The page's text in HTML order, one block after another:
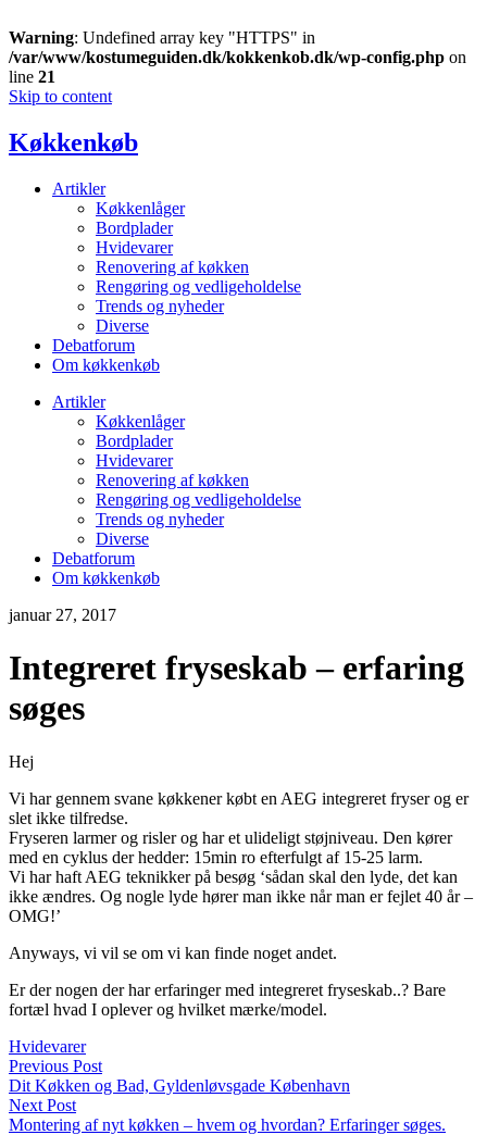
Warning: Undefined array key "HTTPS" in
/var/www/kostumeguiden.dk/kokkenkob.dk/wp-config.php on
line 21
Skip to content
Køkkenkøb
Artikler
Køkkenlåger
Bordplader
Hvidevarer
Renovering af køkken
Rengøring og vedligeholdelse
Trends og nyheder
Diverse
Debatforum
Om køkkenkøb
Artikler
Køkkenlåger
Bordplader
Hvidevarer
Renovering af køkken
Rengøring og vedligeholdelse
Trends og nyheder
Diverse
Debatforum
Om køkkenkøb
januar 27, 2017
Integreret fryseskab – erfaring
søges
Hej
Vi har gennem svane køkkener købt en AEG integreret fryser og er
slet ikke tilfredse.
Fryseren larmer og risler og har et ulideligt støjniveau. Den kører
med en cyklus der hedder: 15min ro efterfulgt af 15-25 larm.
Vi har haft AEG teknikker på besøg ‘sådan skal den lyde, det kan
ikke ændres. Og nogle lyde hører man ikke når man er fejlet 40 år –
OMG!’
Anyways, vi vil se om vi kan finde noget andet.
Er der nogen der har erfaringer med integreret fryseskab..? Bare
fortæl hvad I oplever og hvilket mærke/model.
Hvidevarer
Previous Post
Dit Køkken og Bad, Gyldenløvsgade København
Next Post
Montering af nyt køkken – hvem og hvordan? Erfaringer søges.